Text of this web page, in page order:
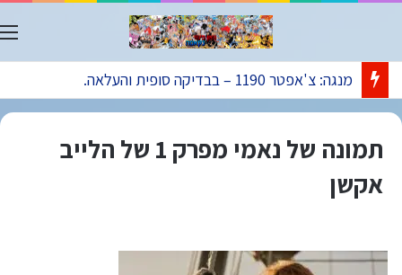
מנגה: צ'אפטר 1190 – בבדיקה סופית והעלאה.
תמונה של נאמי מפרק 1 של הלייב
אקשן